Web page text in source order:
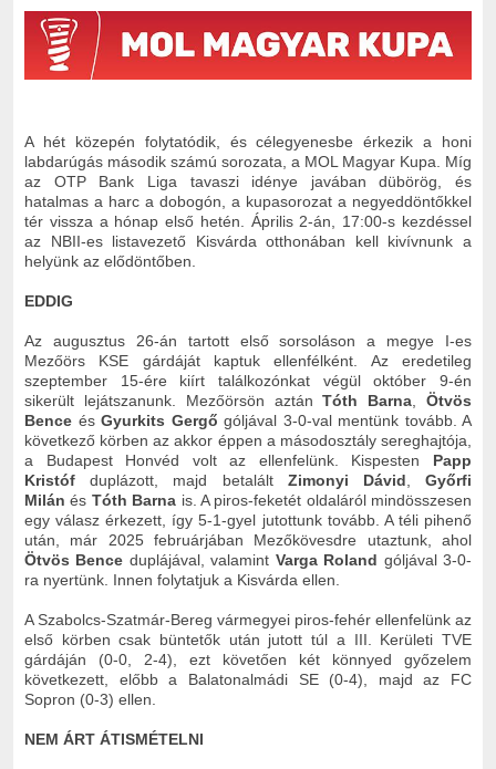
A hét közepén folytatódik, és célegyenesbe érkezik a honi
labdarúgás második számú sorozata, a MOL Magyar Kupa. Míg
az OTP Bank Liga tavaszi idénye javában dübörög, és
hatalmas a harc a dobogón, a kupasorozat a negyeddöntőkkel
tér vissza a hónap első hetén. Április 2-án, 17:00-s kezdéssel
az NBII-es listavezető Kisvárda otthonában kell kivívnunk a
helyünk az elődöntőben.
EDDIG
Az augusztus 26-án tartott első sorsoláson a megye I-es
Mezőörs KSE gárdáját kaptuk ellenfélként. Az eredetileg
szeptember 15-ére kiírt találkozónkat végül október 9-én
sikerült lejátszanunk. Mezőörsön aztánTóth Barna,Ötvös
Bence és Gyurkits Gergő góljával 3-0-val mentünk tovább. A
következő körben az akkor éppen a másodosztály sereghajtója,
a Budapest Honvéd volt az ellenfelünk. Kispesten Papp
Kristóf duplázott, majd betalált Zimonyi Dávid,Győrfi
Milán és Tóth Barna is. A piros-feketét oldaláról mindösszesen
egy válasz érkezett, így 5-1-gyel jutottunk tovább. A téli pihenő
után, már 2025 februárjában Mezőkövesdre utaztunk, ahol
Ötvös Bence duplájával, valamint Varga Roland góljával 3-0-
ra nyertünk. Innen folytatjuk a Kisvárda ellen.
A Szabolcs-Szatmár-Bereg vármegyei piros-fehér ellenfelünk az
első körben csak büntetők után jutott túl a III. Kerületi TVE
gárdáján (0-0, 2-4), ezt követően két könnyed győzelem
következett, előbb a Balatonalmádi SE (0-4), majd az FC
Sopron (0-3) ellen.
NEM ÁRT ÁTISMÉTELNI